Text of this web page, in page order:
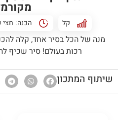
קל הכנה:
מנה של הכל בסיר אחד, קלה
רכות בעולם! סיר שכיף
שיתוף המתכון